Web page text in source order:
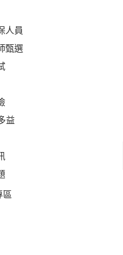
人員
甄選
益
區